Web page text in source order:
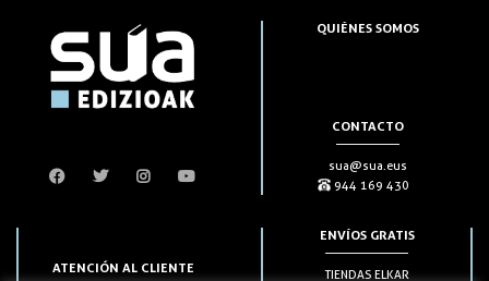
QUIÉNES SOMOS
CONTACTO
sua@sua.eus
944 169 430
ATENCIÓN AL CLIENTE
ENVÍOS GRATIS
TIENDAS ELKAR